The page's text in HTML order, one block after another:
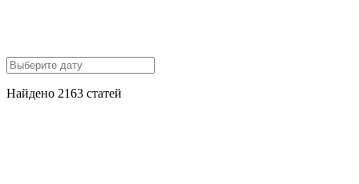
Найдено 2163 статей